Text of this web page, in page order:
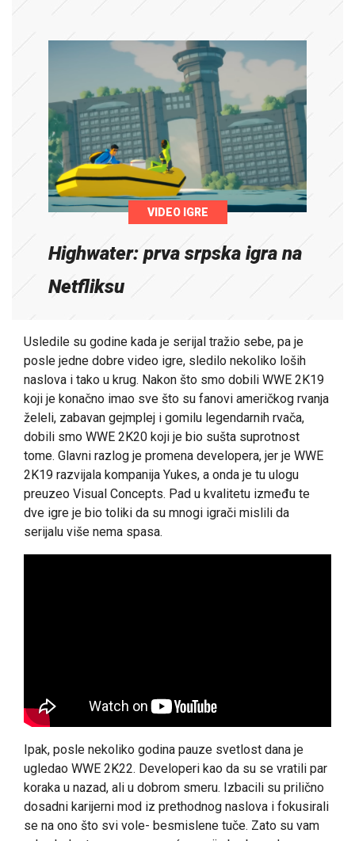
VIDEO IGRE
Highwater: prva srpska igra na
Netfliksu
Usledile su godine kada je serijal tražio sebe, pa je
posle jedne dobre video igre, sledilo nekoliko loših
naslova i tako u krug. Nakon što smo dobili WWE 2K19
koji je konačno imao sve što su fanovi američkog rvanja
želeli, zabavan gejmplej i gomilu legendarnih rvača,
dobili smo WWE 2K20 koji je bio sušta suprotnost
tome. Glavni razlog je promena developera, jer je WWE
2K19 razvijala kompanija Yukes, a onda je tu ulogu
preuzeo Visual Concepts. Pad u kvalitetu između te
dve igre je bio toliki da su mnogi igrači mislili da
serijalu više nema spasa.
Ipak, posle nekoliko godina pauze svetlost dana je
ugledao WWE 2K22. Developeri kao da su se vratili par
koraka u nazad, ali u dobrom smeru. Izbacili su prilično
dosadni karijerni mod iz prethodnog naslova i fokusirali
se na ono što svi vole- besmislene tuče. Zato su vam